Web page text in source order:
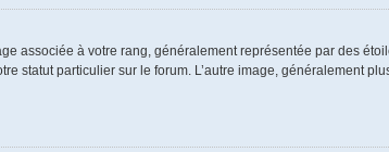
associée à votre rang, généralement représentée par des
statut particulier sur le forum. L’autre image, généralement